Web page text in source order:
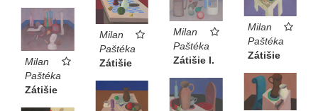
Milan
Paštéka
Zátišie
Milan
Paštéka
Zátišie
Milan
Paštéka
Zátišie I.
Milan
Paštéka
Zátišie